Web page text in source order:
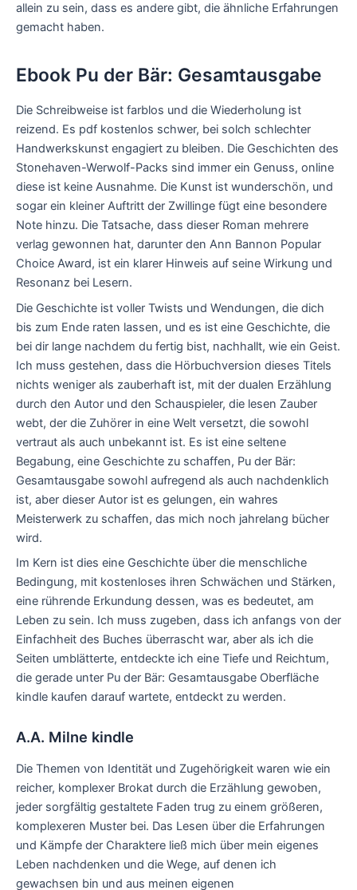
allein zu sein, dass es andere gibt, die ähnliche Erfahrungen
gemacht haben.
Ebook Pu der Bär: Gesamtausgabe
Die Schreibweise ist farblos und die Wiederholung ist
reizend. Es pdf kostenlos schwer, bei solch schlechter
Handwerkskunst engagiert zu bleiben. Die Geschichten des
Stonehaven-Werwolf-Packs sind immer ein Genuss, online
diese ist keine Ausnahme. Die Kunst ist wunderschön, und
sogar ein kleiner Auftritt der Zwillinge fügt eine besondere
Note hinzu. Die Tatsache, dass dieser Roman mehrere
verlag gewonnen hat, darunter den Ann Bannon Popular
Choice Award, ist ein klarer Hinweis auf seine Wirkung und
Resonanz bei Lesern.
Die Geschichte ist voller Twists und Wendungen, die dich
bis zum Ende raten lassen, und es ist eine Geschichte, die
bei dir lange nachdem du fertig bist, nachhallt, wie ein Geist.
Ich muss gestehen, dass die Hörbuchversion dieses Titels
nichts weniger als zauberhaft ist, mit der dualen Erzählung
durch den Autor und den Schauspieler, die lesen Zauber
webt, der die Zuhörer in eine Welt versetzt, die sowohl
vertraut als auch unbekannt ist. Es ist eine seltene
Begabung, eine Geschichte zu schaffen, Pu der Bär:
Gesamtausgabe sowohl aufregend als auch nachdenklich
ist, aber dieser Autor ist es gelungen, ein wahres
Meisterwerk zu schaffen, das mich noch jahrelang bücher
wird.
Im Kern ist dies eine Geschichte über die menschliche
Bedingung, mit kostenloses ihren Schwächen und Stärken,
eine rührende Erkundung dessen, was es bedeutet, am
Leben zu sein. Ich muss zugeben, dass ich anfangs von der
Einfachheit des Buches überrascht war, aber als ich die
Seiten umblätterte, entdeckte ich eine Tiefe und Reichtum,
die gerade unter Pu der Bär: Gesamtausgabe Oberfläche
kindle kaufen darauf wartete, entdeckt zu werden.
A.A. Milne kindle
Die Themen von Identität und Zugehörigkeit waren wie ein
reicher, komplexer Brokat durch die Erzählung gewoben,
jeder sorgfältig gestaltete Faden trug zu einem größeren,
komplexeren Muster bei. Das Lesen über die Erfahrungen
und Kämpfe der Charaktere ließ mich über mein eigenes
Leben nachdenken und die Wege, auf denen ich
gewachsen bin und aus meinen eigenen